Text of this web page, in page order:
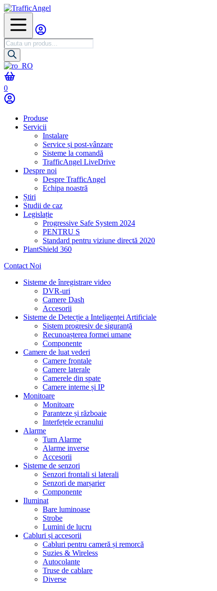
Cautare
produse
0
Produse
Servicii
Instalare
Service și post-vânzare
Sisteme la comandă
TrafficAngel LiveDrive
Despre noi
Despre TrafficAngel
Echipa noastră
Știri
Studii de caz
Legislație
Progressive Safe System 2024
PENTRU S
Standard pentru viziune directă 2020
PlantShield 360
Contact Noi
Sisteme de înregistrare video
DVR-uri
Camere Dash
Accesorii
Sisteme de Detecție a Inteligenței Artificiale
Sistem progresiv de siguranță
Recunoașterea formei umane
Componente
Camere de luat vederi
Camere frontale
Camere laterale
Camerele din spate
Camere interne și IP
Monitoare
Monitoare
Paranteze și războaie
Interfețele ecranului
Alarme
Turn Alarme
Alarme inverse
Accesorii
Sisteme de senzori
Senzori frontali si laterali
Senzori de marșarier
Componente
Iluminat
Bare luminoase
Strobe
Lumini de lucru
Cabluri și accesorii
Cabluri pentru cameră și remorcă
Suzies & Wireless
Autocolante
Truse de cablare
Diverse